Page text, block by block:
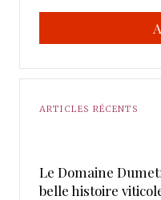
ARTICLES RÉCENTS
Le Domaine
belle histoire